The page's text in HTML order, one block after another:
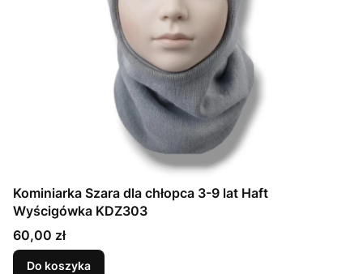
Kominiarka Szara dla chłopca 3-9 lat Haft
Wyścigówka KDZ303
Cena
60,00 zł
Do koszyka